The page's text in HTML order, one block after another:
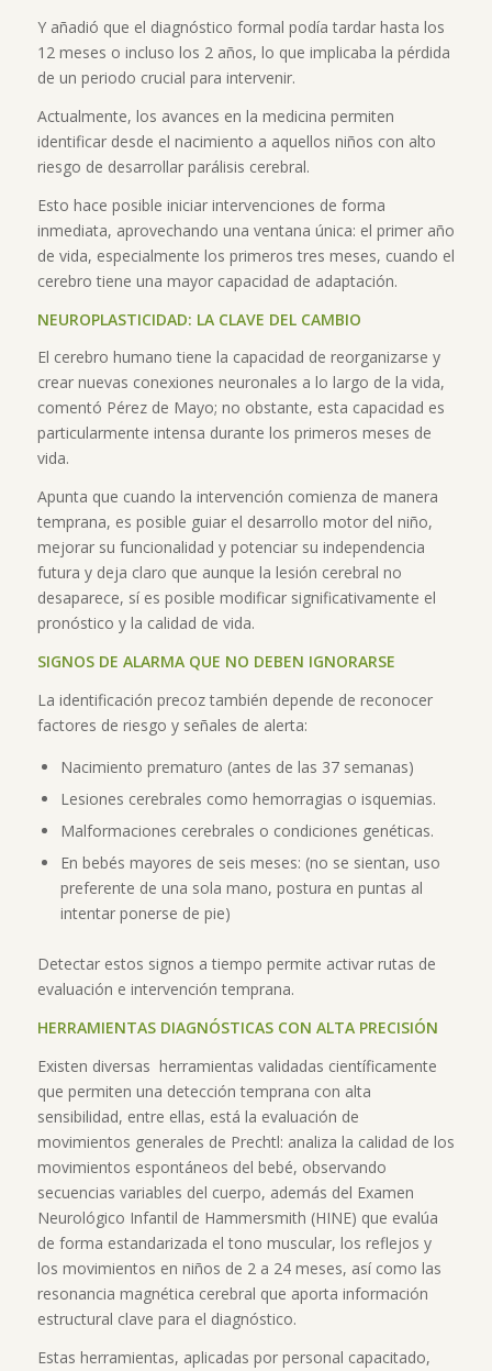
Y añadió que el diagnóstico formal podía tardar hasta los
12 meses o incluso los 2 años, lo que implicaba la pérdida
de un periodo crucial para intervenir.
Actualmente, los avances en la medicina permiten
identificar desde el nacimiento a aquellos niños con alto
riesgo de desarrollar parálisis cerebral.
Esto hace posible iniciar intervenciones de forma
inmediata, aprovechando una ventana única: el primer año
de vida, especialmente los primeros tres meses, cuando el
cerebro tiene una mayor capacidad de adaptación.
NEUROPLASTICIDAD: LA CLAVE DEL CAMBIO
El cerebro humano tiene la capacidad de reorganizarse y
crear nuevas conexiones neuronales a lo largo de la vida,
comentó Pérez de Mayo; no obstante, esta capacidad es
particularmente intensa durante los primeros meses de
vida.
Apunta que cuando la intervención comienza de manera
temprana, es posible guiar el desarrollo motor del niño,
mejorar su funcionalidad y potenciar su independencia
futura y deja claro que aunque la lesión cerebral no
desaparece, sí es posible modificar significativamente el
pronóstico y la calidad de vida.
SIGNOS DE ALARMA QUE NO DEBEN IGNORARSE
La identificación precoz también depende de reconocer
factores de riesgo y señales de alerta:
Nacimiento prematuro (antes de las 37 semanas)
Lesiones cerebrales como hemorragias o isquemias.
Malformaciones cerebrales o condiciones genéticas.
En bebés mayores de seis meses: (no se sientan, uso
preferente de una sola mano, postura en puntas al
intentar ponerse de pie)
Detectar estos signos a tiempo permite activar rutas de
evaluación e intervención temprana.
HERRAMIENTAS DIAGNÓSTICAS CON ALTA PRECISIÓN
Existen diversas herramientas validadas científicamente
que permiten una detección temprana con alta
sensibilidad, entre ellas, está la evaluación de
movimientos generales de Prechtl: analiza la calidad de los
movimientos espontáneos del bebé, observando
secuencias variables del cuerpo, además del Examen
Neurológico Infantil de Hammersmith (HINE) que evalúa
de forma estandarizada el tono muscular, los reflejos y
los movimientos en niños de 2 a 24 meses, así como las
resonancia magnética cerebral que aporta información
estructural clave para el diagnóstico.
Estas herramientas, aplicadas por personal capacitado,